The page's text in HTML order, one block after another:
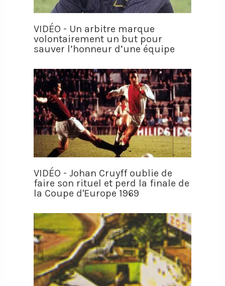
VIDÉO - Un arbitre marque
volontairement un but pour
sauver l’honneur d’une équipe
VIDÉO - Johan Cruyff oublie de
faire son rituel et perd la finale de
la Coupe d'Europe 1969